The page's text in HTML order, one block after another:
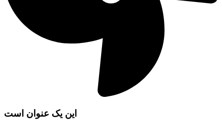
این یک عنوان است